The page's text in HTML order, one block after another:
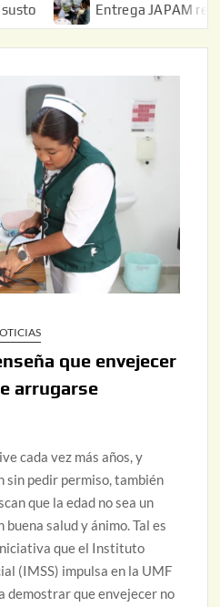
Entrega JAPAM
que envejecer
arrugarse
cada vez más años, y
sin pedir permiso, también
que la edad no sea un
salud y ánimo. Tal es
que el Instituto
(IMSS) impulsa en la UMF
demostrar que envejecer no